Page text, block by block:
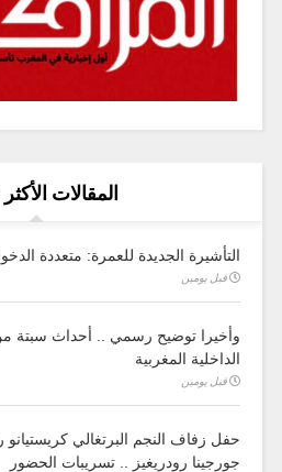
المقالات
التأشيرة الجديدة للعمرة: متعددة
قبل يومين
وأخيرا توضيح رسمي .. أحداث سبتة
الداخلية المغربية
قبل يومين
حفل زفاف النجم البرتغالي كريستيانو
جورجينا رودريغيز .. تسريبات الحضور